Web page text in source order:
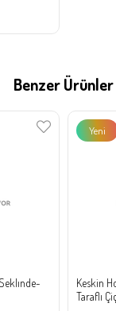
Benzer Ürünler
Keskin
Taraflı
Yeni